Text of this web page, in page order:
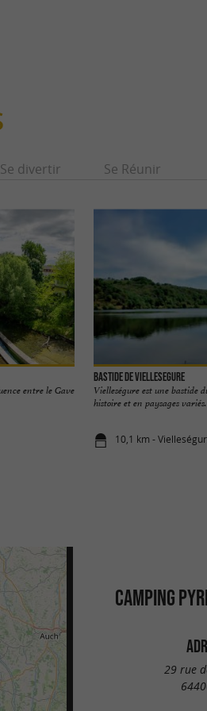
Se divertir Se Réunir
entre le Gave
Bastide de Viellesegure
Vielleségure est une bastide
histoire et en paysages
10,1 km -
CAMPING
29 rue